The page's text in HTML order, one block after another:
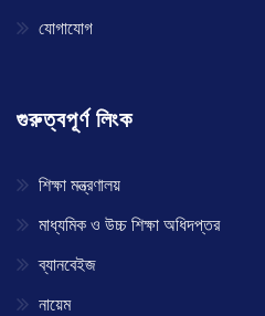
যোগাযোগ
গুরুত্বপূর্ণ লিংক
শিক্ষা মন্ত্রণালয়
মাধ্যমিক ও উচ্চ শিক্ষা অধিদপ্তর
ব্যানবেইজ
নায়েম